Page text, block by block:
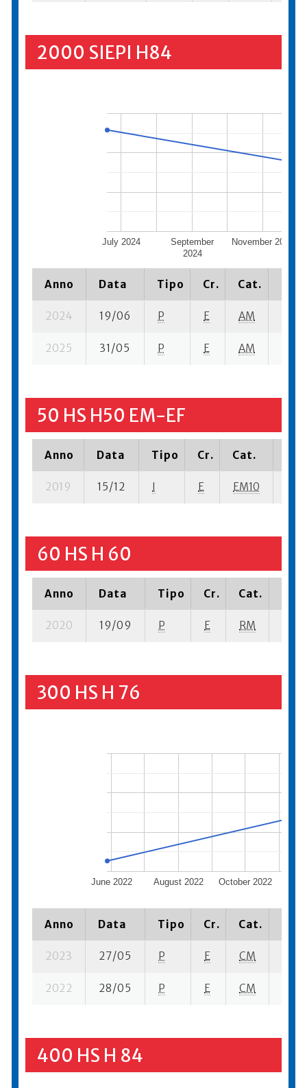
2000 SIEPI H84
July 2024
September
2024
November 2024
Anno Data Tipo Cr. Cat.
2024 19/06 P E AM
2025 31/05 P E AM
50 HS H50 EM-EF
Anno Data Tipo Cr. Cat.
2019 15/12 I E EM10
60 HS H 60
Anno Data Tipo Cr. Cat.
2020 19/09 P E RM
300 HS H 76
June 2022 August 2022 October 2022
Anno Data Tipo Cr. Cat.
2023 27/05 P E CM
2022 28/05 P E CM
400 HS H 84